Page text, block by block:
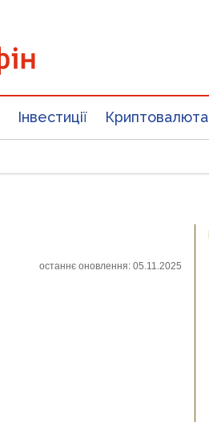
Інвестиції Криптовалюта
останнє оновлення: 05.11.2025